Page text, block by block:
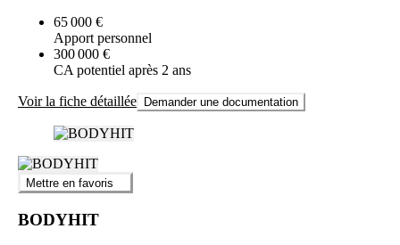
65 000 €
Apport personnel
300 000 €
CA potentiel après 2 ans
Voir la fiche détaillée Demander une documentation
Mettre en favoris
BODYHIT